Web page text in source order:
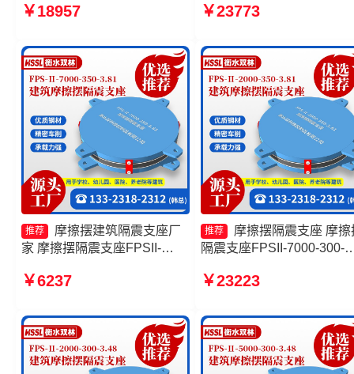
5000-400-4.11源头工厂 摩擦
￥18957
厂 摩擦摆隔震支座厂家 摩
￥23773
推荐
摩擦摆建筑隔震支座厂
家 摩擦摆隔震支座FPSII-
座FPSII-9000-300-3.48生产
￥6237
推荐
摩擦摆隔震支座 摩擦
隔震支座FPSII-7000-300-
9000-300-3.48 摩擦复摆隔
￥23223